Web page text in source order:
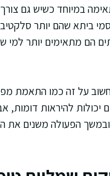
במיוחד כשיש גם
ביתא שהם יותר
הם מתאימים יותר
על זה כמו התאמת
יכולות להיראות דומות,
ובמשך הפעולה משנים